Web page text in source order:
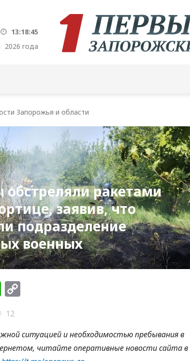
13:18:46
2026 года
Запорожья и области
обстреляли ракетами
заявив, что
подразделение
военных
WhatsApp
12
ситуацией и необходимостью пребывания в
читайте оперативные новости сайта в